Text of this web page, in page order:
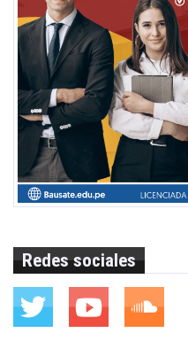
Redes sociales